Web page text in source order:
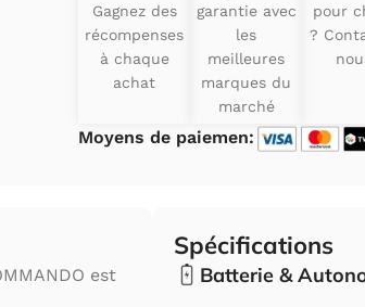
Gagnez des
récompenses
à chaque
achat
garantie avec
les
meilleures
marques du
marché
pour
?
Moyens de paiemen:
est
Spécifications
Batterie &